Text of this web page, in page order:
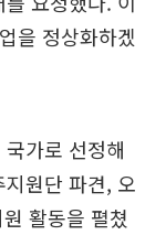
을 정상화하겠
가로 선정해
원단 파견, 오
활동을 펼쳤